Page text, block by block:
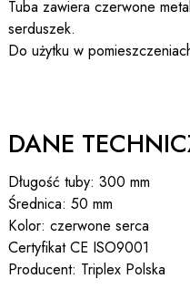
Tuba zawiera czerwone
serduszek.
Do użytku w
DANE
Długość tuby: 300 mm
Średnica: 50 mm
Kolor: czerwone serca
Certyfikat CE ISO9001
Producent: Triplex Polska